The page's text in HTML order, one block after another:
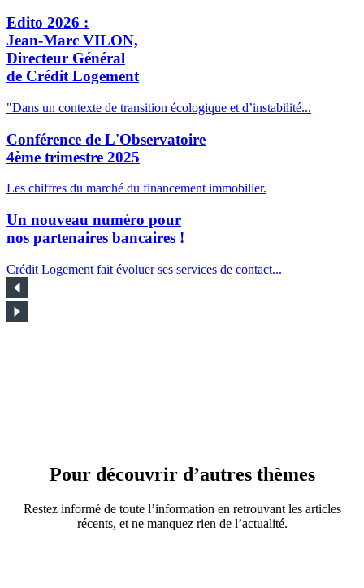
Edito 2026 :
Jean-Marc VILON,
Directeur Général
de Crédit Logement
"Dans un contexte de transition écologique et d’instabilité...
Conférence de L'Observatoire
4ème trimestre 2025
Les chiffres du marché du financement immobilier.
Un nouveau numéro pour
nos partenaires bancaires !
Crédit Logement fait évoluer ses services de contact...
Pour découvrir d’autres thèmes
Restez informé de toute l’information en retrouvant les articles
récents, et ne manquez rien de l’actualité.